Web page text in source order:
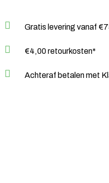
Gratis levering vanaf
€4,00 retourkosten*
Achteraf betalen met